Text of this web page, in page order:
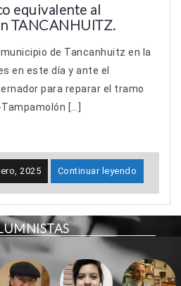
equivalente al
TANCANHUITZ.
de Tancanhuitz en la
en este día y ante el
para reparar el tramo
[…]
2025 Continuar leyendo